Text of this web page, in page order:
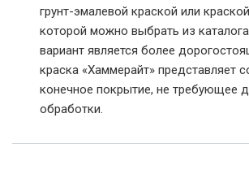
грунт-эмалевой краской или
которой можно выбрать из
вариант является более
краска «Хаммерайт» представляет
конечное покрытие, не требующее
обработки.